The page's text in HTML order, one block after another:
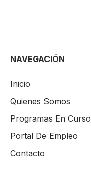
NAVEGACIÓN
Inicio
Quienes Somos
Programas En Curso
Portal De Empleo
Contacto